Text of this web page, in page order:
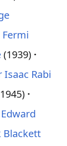
Fermi
(1939)
Rabi
Edward
Blackett